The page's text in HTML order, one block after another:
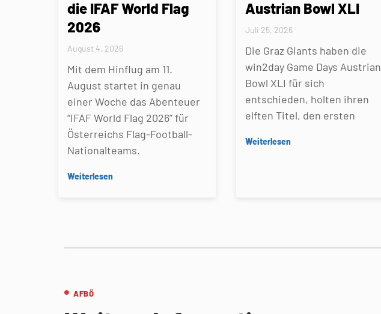
die IFAF World Flag
2026
August 4, 2026
Mit dem Hinflug am 11.
August startet in genau
einer Woche das Abenteuer
“IFAF World Flag 2026” für
Österreichs Flag-Football-
Nationalteams.
Weiterlesen
Austrian Bowl XLI
Juli 25, 2026
Die Graz Giants haben die
win2day Game Days Austrian
Bowl XLI für sich
entschieden, holten ihren
elften Titel, den ersten
Weiterlesen
AFBÖ